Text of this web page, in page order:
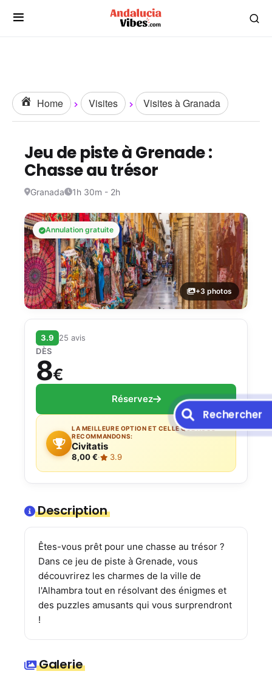
Home Visites Visites à Granada
Jeu de piste à Grenade :
Chasse au trésor
Granada 1h 30m - 2h
Annulation gratuite
+3 photos
3.9
25 avis
DÈS
8€
Réservez
LA MEILLEURE OPTION ET CELLE QUE NOUS
RECOMMANDONS:
Civitatis
8,00 €· 3.9
Description
Êtes-vous prêt pour une chasse au trésor ?
Dans ce jeu de piste à Grenade, vous
découvrirez les charmes de la ville de
l'Alhambra tout en résolvant des énigmes et
des puzzles amusants qui vous surprendront
!
Galerie
Rechercher